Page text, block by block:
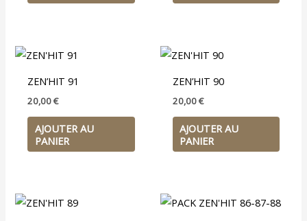
ZEN’HIT 91
20,00€
AJOUTER AU
PANIER
ZEN’HIT 90
20,00€
AJOUTER AU
PANIER